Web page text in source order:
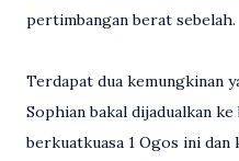
pertimbangan berat sebelah.
Terdapat dua kemungkinan
Sophian bakal dijadualkan
berkuatkuasa 1 Ogos ini dan